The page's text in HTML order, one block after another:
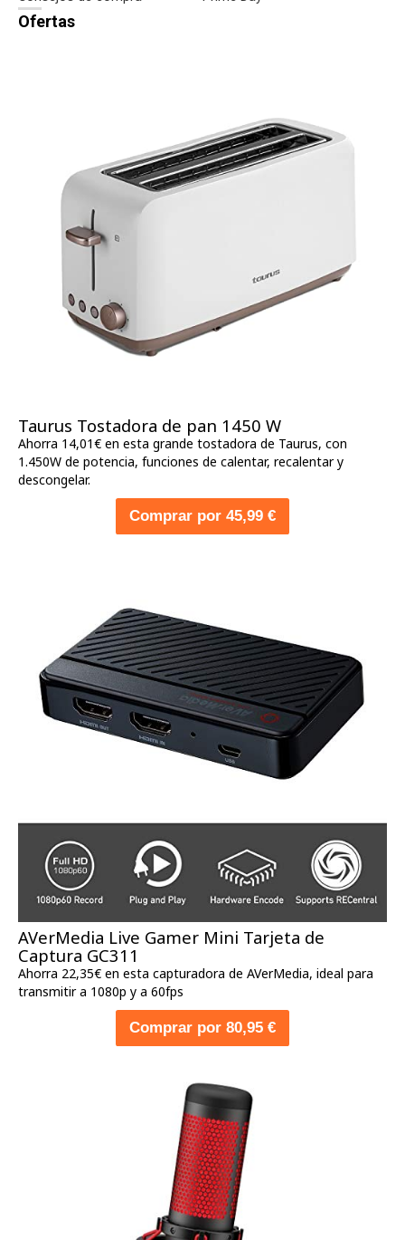
Ofertas
Taurus Tostadora de pan 1450 W
Ahorra 14,01€ en esta grande tostadora de Taurus, con
1.450W de potencia, funciones de calentar, recalentar y
descongelar.
Comprar por 45,99 €
AVerMedia Live Gamer Mini Tarjeta de
Captura GC311
Ahorra 22,35€ en esta capturadora de AVerMedia, ideal para
transmitir a 1080p y a 60fps
Comprar por 80,95 €